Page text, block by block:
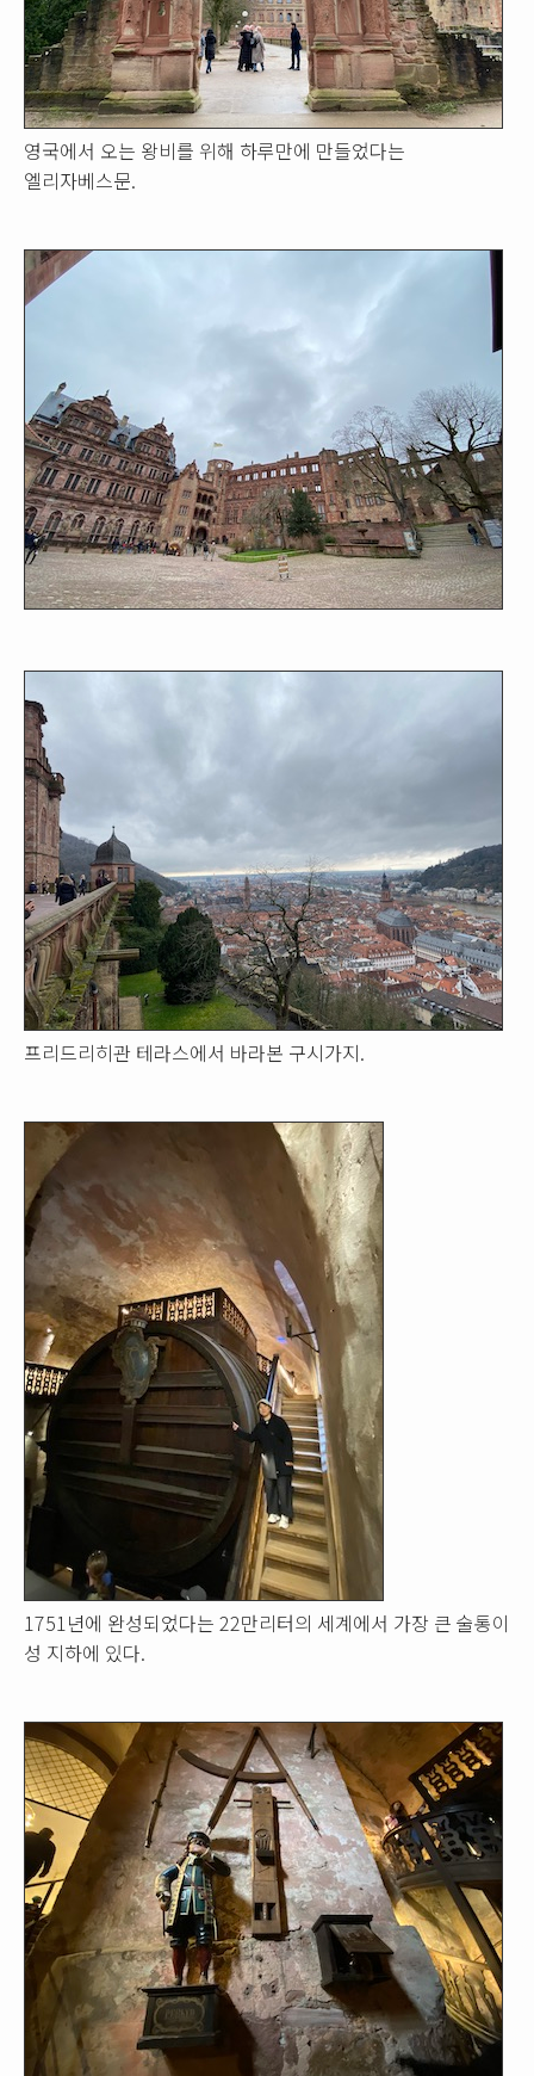
영국에서 오는 왕비를 위해 하루만에 만들었다는
엘리자베스문.
프리드리히관 테라스에서 바라본 구시가지.
1751년에 완성되었다는 22만리터의 세계에서 가장 큰 술통이
성 지하에 있다.